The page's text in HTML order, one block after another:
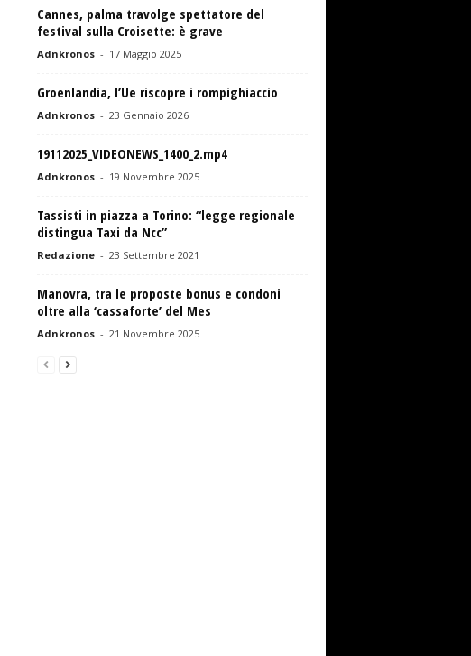
Cannes, palma travolge spettatore del
festival sulla Croisette: è grave
Adnkronos - 17 Maggio 2025
Groenlandia, l’Ue riscopre i rompighiaccio
Adnkronos - 23 Gennaio 2026
19112025_VIDEONEWS_1400_2.mp4
Adnkronos - 19 Novembre 2025
Tassisti in piazza a Torino: “legge regionale
distingua Taxi da Ncc”
Redazione - 23 Settembre 2021
Manovra, tra le proposte bonus e condoni
oltre alla ‘cassaforte’ del Mes
Adnkronos - 21 Novembre 2025